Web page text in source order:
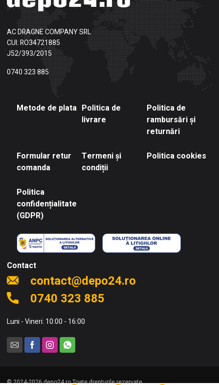
AC DRAGNE COMPANY SRL
CUI: RO34721885
J52/393/2015
0740 323 885
Metode de plata Politica de
livrare
Politica de
rambursări și
returnări
Formular retur
comanda
Termeni și
condiții
Politica cookies
Politica
confidențialitate
(GDPR)
Contact
contact@depo24.ro
0740 323 885
Luni - Vineri: 10:00 - 16:00
© 2024-2026 depo24.ro Toate drepturile rezervate.